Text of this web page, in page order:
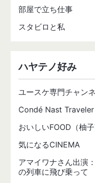
部屋で立ち仕事
スタビロと私
ハヤテノ好み
ユースケ専門チャン
Condé Nast Traveler
おいしいFOOD（柚子
気になるCINEMA
アマイワナさん出演
の列車に飛び乗って